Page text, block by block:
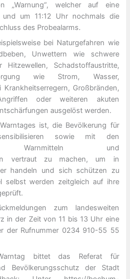
„Warnung“, welcher auf eine
und um 11:12 Uhr nochmals die
des Probealarms.
bei Naturgefahren wie
Unwettern wie schwere
Hitzewellen, Schadstoffaustritte,
wie Strom, Wasser,
Krankheitserregern, Großbränden,
oder weiteren akuten
ausgelöst werden.
ist, die Bevölkerung für
sowie mit den
Warnmitteln und
vertraut zu machen, um in
handeln und sich schützen zu
selbst werden zeitgleich auf ihre
zum landesweiten
in der Zeit von 11 bis 13 Uhr eine
der Rufnummer 0234 910-55 55
bittet das Referat für
Bevölkerungsschutz der Stadt